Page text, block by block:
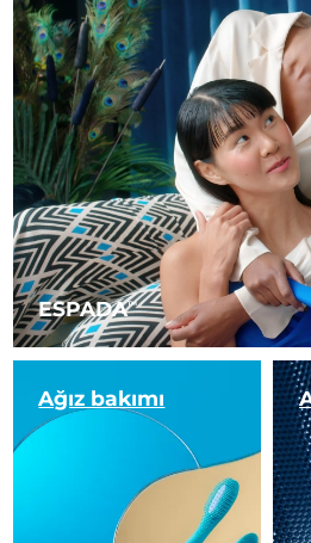
ESPADATM
Ağız bakımı
Slovakya
Slovenya
Güney Afrika
Güney Kore
İspanya
İsveç
İsviçre
Tayvan